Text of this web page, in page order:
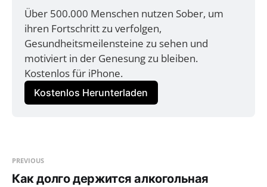
Über 500.000 Menschen nutzen Sober, um
ihren Fortschritt zu verfolgen,
Gesundheitsmeilensteine zu sehen und
motiviert in der Genesung zu bleiben.
Kostenlos für iPhone.
Kostenlos Herunterladen
PREVIOUS
Как долго держится алкогольная